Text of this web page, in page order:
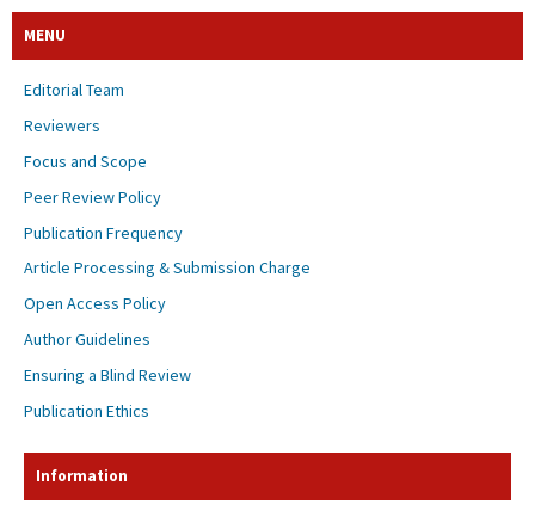
MENU
Editorial Team
Reviewers
Focus and Scope
Peer Review Policy
Publication Frequency
Article Processing & Submission Charge
Open Access Policy
Author Guidelines
Ensuring a Blind Review
Publication Ethics
Information